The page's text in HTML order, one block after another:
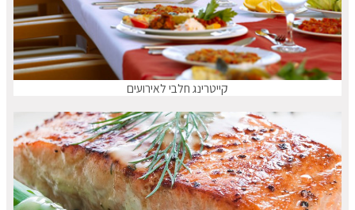
קייטרינג חלבי לאירועים